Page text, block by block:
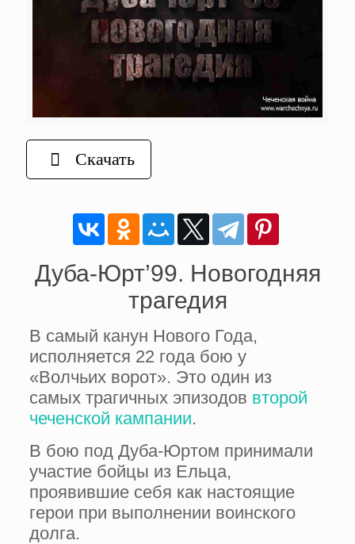
Скачать
Дуба-Юрт’99. Новогодняя
трагедия
В самый канун Нового Года,
исполняется 22 года бою у
«Волчьих ворот». Это один из
самых трагичных эпизодов второй
чеченской кампании.
В бою под Дуба-Юртом принимали
участие бойцы из Ельца,
проявившие себя как настоящие
герои при выполнении воинского
долга.